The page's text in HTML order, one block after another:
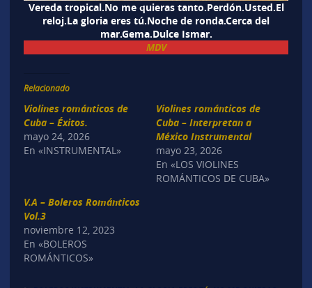
Vereda tropical.No me quieras tanto.Perdón.Usted.El
reloj.La gloria eres tú.Noche de ronda.Cerca del
mar.Gema.Dulce Ismar.
MDV
Relacionado
Violines románticos de
Cuba – Éxitos.
mayo 24, 2026
En «INSTRUMENTAL»
Violines románticos de
Cuba – Interpretan a
México Instrumental
mayo 23, 2026
En «LOS VIOLINES
ROMÁNTICOS DE CUBA»
V.A – Boleros Románticos
Vol.3
noviembre 12, 2023
En «BOLEROS
ROMÁNTICOS»